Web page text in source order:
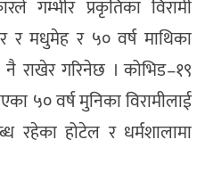
गम्भीर प्रकृतिका विरामी
मधुमेह र ५० वर्ष माथिका
नै राखेर गरिनेछ । कोभिड–१९
५० वर्ष मुनिका विरामीलाई
रहेका होटेल र धर्मशालामा